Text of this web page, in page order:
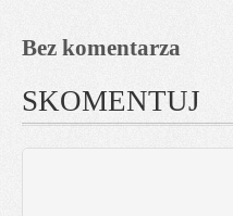
Bez komentarza
SKOMENTUJ